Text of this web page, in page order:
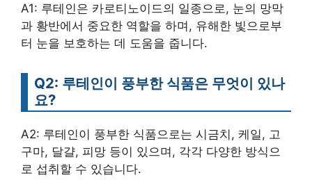
A1: 루테인은 카로티노이드의 일종으로, 눈의 망막
과 황반에서 중요한 역할을 하며, 유해한 빛으로부
터 눈을 보호하는 데 도움을 줍니다.
Q2: 루테인이 풍부한 식품은 무엇이 있나
요?
A2: 루테인이 풍부한 식품으로는 시금치, 케일, 고
구마, 달걀, 피망 등이 있으며, 각각 다양한 방식으
로 섭취할 수 있습니다.